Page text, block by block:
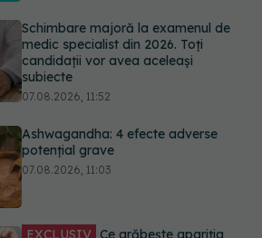
07.08.2026, 11:52
Ashwagandha: 4 efecte adverse
potențial grave
07.08.2026, 11:03
EXCLUSIV Ce grăbește apariția
ridurilor. Nu este doar vârsta. Ce